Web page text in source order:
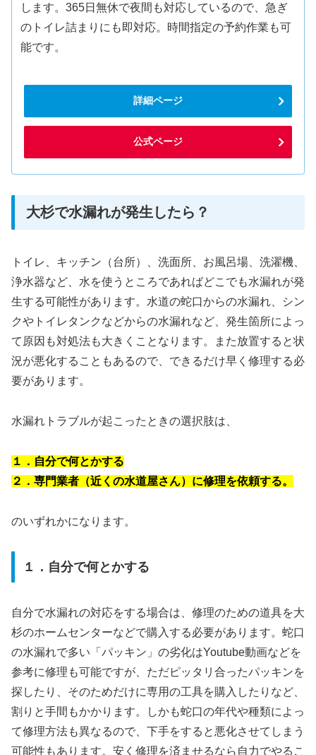
します。365日無休で夜間も対応しているので、急ぎ
のトイレ詰まりにも即対応。時間指定の予約作業も可
能です。
詳細ページ
公式ページ
大杉で水漏れが発生したら？
トイレ、キッチン（台所）、洗面所、お風呂場、洗濯機、
浄水器など、水を使うところであればどこでも水漏れが発
生する可能性があります。水道の蛇口からの水漏れ、シン
クやトイレタンクなどからの水漏れなど、発生箇所によっ
て原因も対処法も大きくことなります。また放置すると状
況が悪化することもあるので、できるだけ早く修理する必
要があります。
水漏れトラブルが起こったときの選択肢は、
１．自分で何とかする
２．専門業者（近くの水道屋さん）に修理を依頼する。
のいずれかになります。
１．自分で何とかする
自分で水漏れの対応をする場合は、修理のための道具を大
杉のホームセンターなどで購入する必要があります。蛇口
の水漏れで多い「パッキン」の劣化はYoutube動画などを
参考に修理も可能ですが、ただピッタリ合ったパッキンを
探したり、そのためだけに専用の工具を購入したりなど、
割りと手間もかかります。しかも蛇口の年代や種類によっ
て修理方法も異なるので、下手をすると悪化させてしまう
可能性もあります。安く修理を済ませるなら自力でやるこ